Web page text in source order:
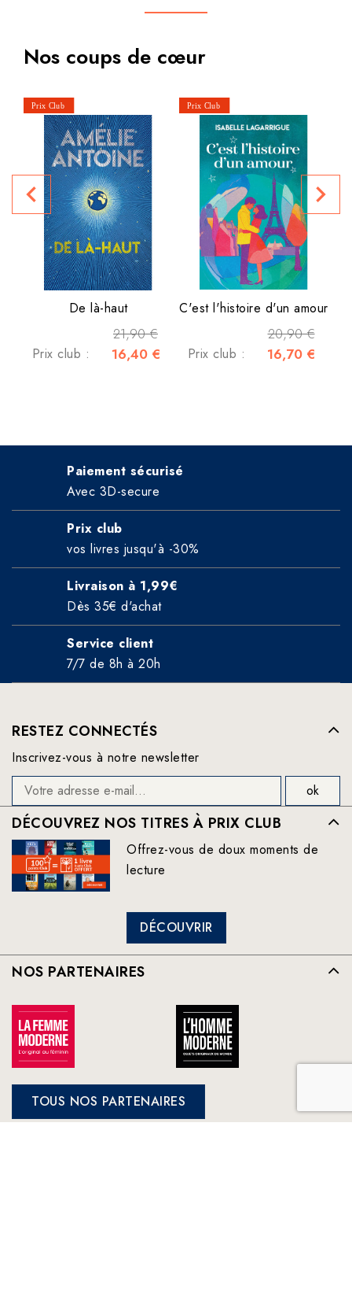
Nos coups de cœur
De là-haut
21,90 €
Prix club : 16,40 €
C'est l'histoire d'un amour
20,90 €
Prix club : 16,70 €
navigate_before navigate_next
Paiement sécurisé
Avec 3D-secure
Prix club
vos livres jusqu'à -30%
Livraison à 1,99€
Dès 35€ d'achat
Service client
7/7 de 8h à 20h
RESTEZ CONNECTÉS
Inscrivez-vous à notre newsletter
DÉCOUVREZ NOS TITRES À PRIX CLUB
Offrez-vous de doux moments de
lecture
DÉCOUVRIR
NOS PARTENAIRES
TOUS NOS PARTENAIRES